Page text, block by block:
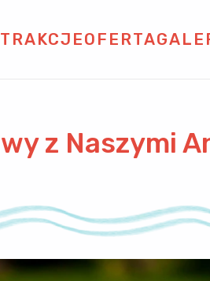
OFERTA
z Naszymi